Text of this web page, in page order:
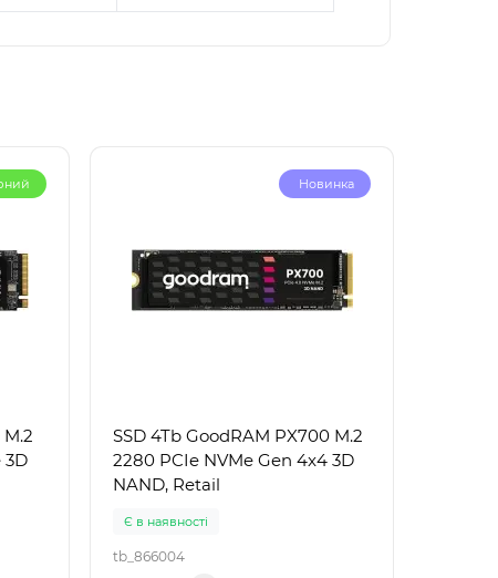
3D
Новинка
SSD 4Tb GoodRAM PX700 M.2
2280 PCIe NVMe Gen 4x4 3D
NAND, Retail
Є в наявності
tb_866004